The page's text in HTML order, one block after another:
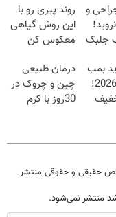
و
جلبک
روند پیری رو با
این روش گیاهی
معکوس کن
بمب
جوانساز 2026!
درمان طبیعی
چین و چروک در
30روز با کرم
حقیقی و حقوقی منتشر
منتشر نمی‌شود.